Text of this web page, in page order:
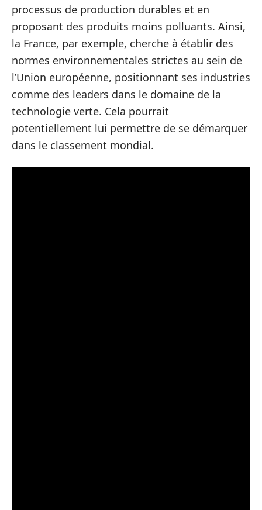
processus de production durables et en
proposant des produits moins polluants. Ainsi,
la France, par exemple, cherche à établir des
normes environnementales strictes au sein de
l’Union européenne, positionnant ses industries
comme des leaders dans le domaine de la
technologie verte. Cela pourrait
potentiellement lui permettre de se démarquer
dans le classement mondial.